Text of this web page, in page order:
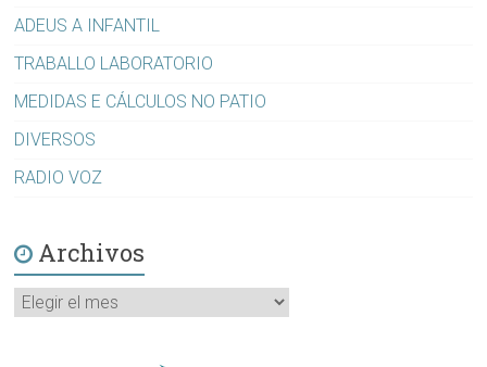
ADEUS A INFANTIL
TRABALLO LABORATORIO
MEDIDAS E CÁLCULOS NO PATIO
DIVERSOS
RADIO VOZ
Archivos
Archivos